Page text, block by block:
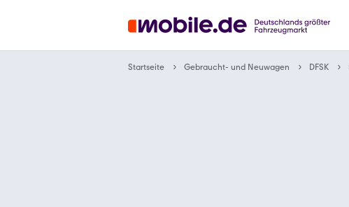
Startseite Gebraucht- und Neuwagen DFSK